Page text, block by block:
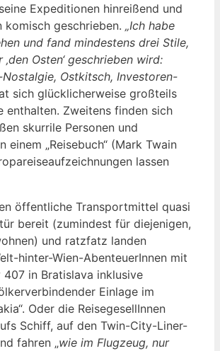
Expeditionen hinreißend und
komisch geschrieben. „Ich habe
und fand mindestens drei Stile,
Osten‘ geschrieben wird:
Ostkitsch, Investoren-
sich glücklicherweise großteils
enthalten. Zweitens finden sich
skurrile Personen und
einem „Reisebuch“ (Mark Twain
lassen
öffentliche Transportmittel quasi
bereit (zumindest für diejenigen,
und ratzfatz landen
hinter-Wien-AbenteuerInnen mit
in Bratislava inklusive
Einlage im
Oder die ReisegesellInnen
Schiff, auf den Twin-City-Liner-
fahren „wie im Flugzeug, nur